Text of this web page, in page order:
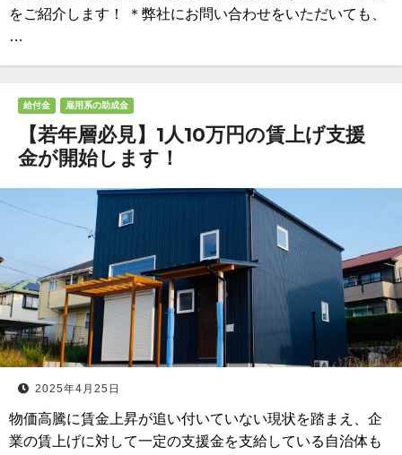
をご紹介します！ ＊弊社にお問い合わせをいただいても、
…
給付金 雇用系の助成金
【若年層必見】1人10万円の賃上げ支援
金が開始します！
2025年4月25日
物価高騰に賃金上昇が追い付いていない現状を踏まえ、企
業の賃上げに対して一定の支援金を支給している自治体も